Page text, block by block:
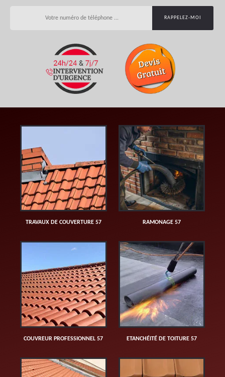
TRAVAUX DE COUVERTURE 57 RAMONAGE 57
COUVREUR PROFESSIONNEL 57 ETANCHÉITÉ DE TOITURE 57